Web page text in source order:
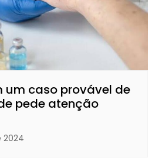
um caso provável de
pede atenção
2024